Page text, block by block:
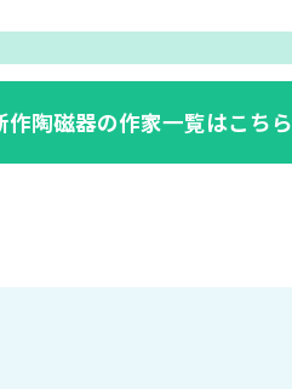
作陶磁器の作家一覧はこちら